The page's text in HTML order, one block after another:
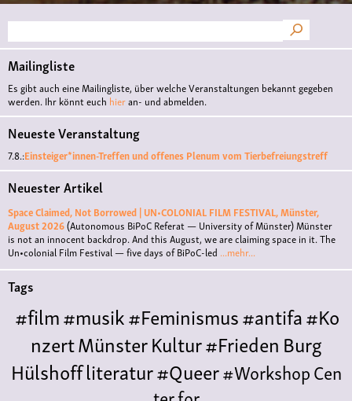
Suche
Mailingliste
Es gibt auch eine Mailingliste, über welche Veranstaltungen bekannt gegeben
werden. Ihr könnt euch hieran- und abmelden.
Neueste Veranstaltung
7.8.:Einsteiger*innen-Treffen und offenes Plenum vom Tierbefreiungstreff
Neuester Artikel
Space Claimed, Not Borrowed | UN•COLONIAL FILM FESTIVAL, Münster,
August 2026(Autonomous BiPoC Referat — University of Münster)Münster
is not an innocent backdrop. And this August, we are claiming space in it. The
Un•colonial Film Festival — five days of BiPoC-led ...mehr...
Tags
#film#musik#Feminismus#antifa#Ko
nzertMünsterKultur#FriedenBurg
Hülshoffliteratur#Queer#WorkshopCen